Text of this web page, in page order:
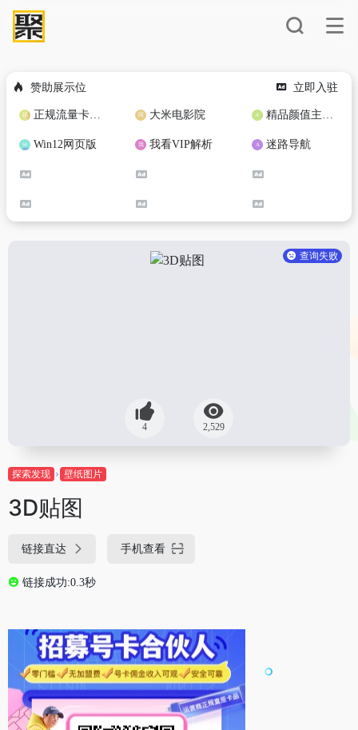
赞助展示位 立即入驻
正规流量卡免费加盟合作 大米电影院 精品颜值主播定制
Win12网页版 我看VIP解析 迷路导航
查询失败
4 2,529
探索发现 壁纸图片
3D贴图
链接直达 手机查看
链接成功:0.3秒